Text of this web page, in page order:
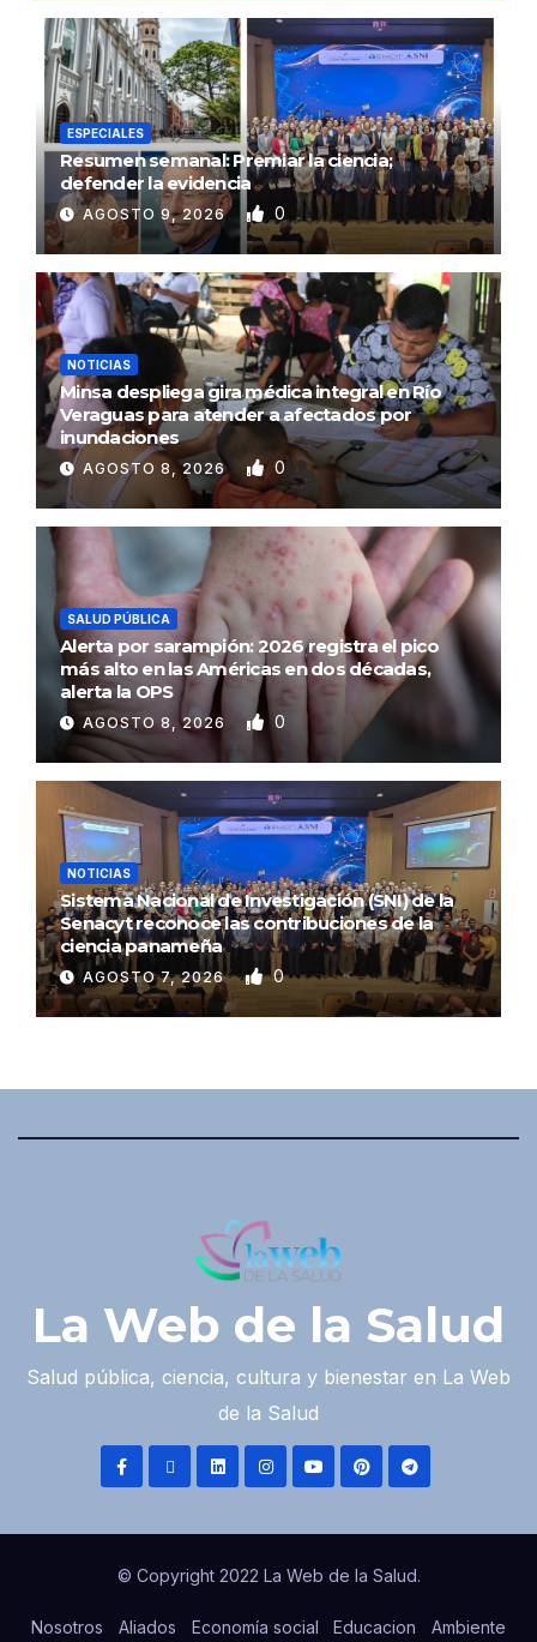
ESPECIALES
Resumen semanal: Premiar la ciencia;
defender la evidencia
AGOSTO 9, 2026 0
NOTICIAS
Minsa despliega gira médica integral en Río
Veraguas para atender a afectados por
inundaciones
AGOSTO 8, 2026 0
SALUD PÚBLICA
Alerta por sarampión: 2026 registra el pico
más alto en las Américas en dos décadas,
alerta la OPS
AGOSTO 8, 2026 0
NOTICIAS
Sistema Nacional de Investigación (SNI) de la
Senacyt reconoce las contribuciones de la
ciencia panameña
AGOSTO 7, 2026 0
La Web de la Salud
Salud pública, ciencia, cultura y bienestar en La Web
de la Salud
© Copyright 2022 La Web de la Salud.
Nosotros Aliados Economía social Educacion Ambiente